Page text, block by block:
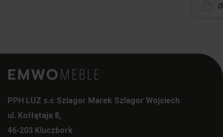
PPH LUZ s.c Szlagor Marek Szlagor Wojciech
ul. Kołłątaja 8,
46-203 Kluczbork